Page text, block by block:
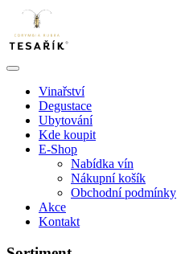
Vinařství
Degustace
Ubytování
Kde koupit
E-Shop
Nabídka vín
Nákupní košík
Obchodní podmínky
Akce
Kontakt